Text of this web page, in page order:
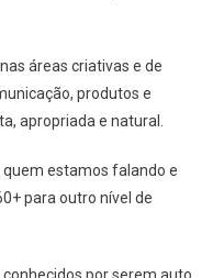
áreas criativas e de
produtos e
apropriada e natural.
estamos falando e
para outro nível de